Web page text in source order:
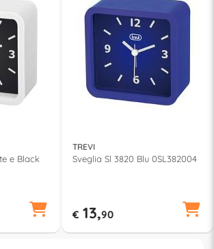
e Black
TREVI
Sveglia Sl 3820 Blu 0SL382004
€ 13,90